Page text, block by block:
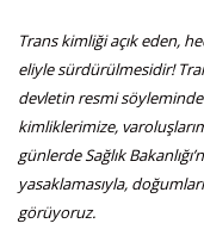
Trans kimliği açık eden,
eliyle sürdürülmesidir!
devletin resmi
kimliklerimize,
günlerde Sağlık
yasaklamasıyla,
görüyoruz.